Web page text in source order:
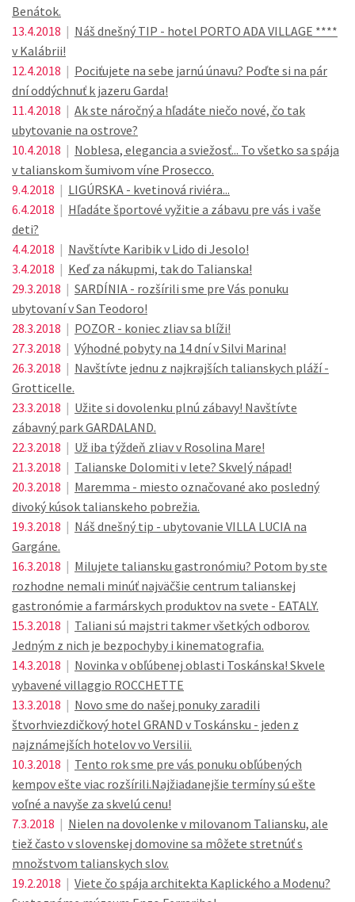
Benátok.
13.4.2018 | Náš dnešný TIP - hotel PORTO ADA VILLAGE ****
v Kalábrii!
12.4.2018 | Pociťujete na sebe jarnú únavu? Poďte si na pár
dní oddýchnuť k jazeru Garda!
11.4.2018 | Ak ste náročný a hľadáte niečo nové, čo tak
ubytovanie na ostrove?
10.4.2018 | Noblesa, elegancia a sviežosť... To všetko sa spája
v talianskom šumivom víne Prosecco.
9.4.2018 | LIGÚRSKA - kvetinová riviéra...
6.4.2018 | Hľadáte športové vyžitie a zábavu pre vás i vaše
deti?
4.4.2018 | Navštívte Karibik v Lido di Jesolo!
3.4.2018 | Keď za nákupmi, tak do Talianska!
29.3.2018 | SARDÍNIA - rozšírili sme pre Vás ponuku
ubytovaní v San Teodoro!
28.3.2018 | POZOR - koniec zliav sa blíži!
27.3.2018 | Výhodné pobyty na 14 dní v Silvi Marina!
26.3.2018 | Navštívte jednu z najkrajších talianskych pláží -
Grotticelle.
23.3.2018 | Užite si dovolenku plnú zábavy! Navštívte
zábavný park GARDALAND.
22.3.2018 | Už iba týždeň zliav v Rosolina Mare!
21.3.2018 | Talianske Dolomiti v lete? Skvelý nápad!
20.3.2018 | Maremma - miesto označované ako posledný
divoký kúsok talianskeho pobrežia.
19.3.2018 | Náš dnešný tip - ubytovanie VILLA LUCIA na
Gargáne.
16.3.2018 | Milujete taliansku gastronómiu? Potom by ste
rozhodne nemali minúť najväčšie centrum talianskej
gastronómie a farmárskych produktov na svete - EATALY.
15.3.2018 | Taliani sú majstri takmer všetkých odborov.
Jedným z nich je bezpochyby i kinematografia.
14.3.2018 | Novinka v obľúbenej oblasti Toskánska! Skvele
vybavené villaggio ROCCHETTE
13.3.2018 | Novo sme do našej ponuky zaradili
štvorhviezdičkový hotel GRAND v Toskánsku - jeden z
najznámejších hotelov vo Versilii.
10.3.2018 | Tento rok sme pre vás ponuku obľúbených
kempov ešte viac rozšírili.Najžiadanejšie termíny sú ešte
voľné a navyše za skvelú cenu!
7.3.2018 | Nielen na dovolenke v milovanom Taliansku, ale
tiež často v slovenskej domovine sa môžete stretnúť s
množstvom talianskych slov.
19.2.2018 | Viete čo spája architekta Kaplického a Modenu?